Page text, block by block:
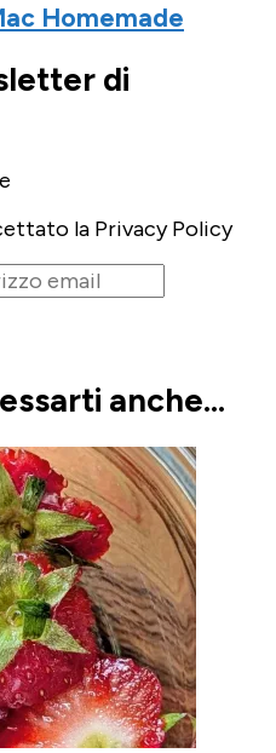
Homemade
di
la Privacy Policy
anche...